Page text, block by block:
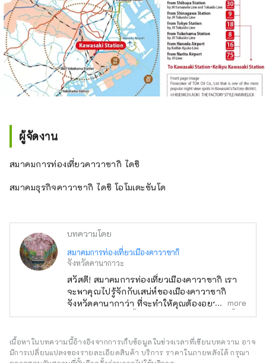
ผู้จัดงาน
สมาคมการท่องเที่ยวคาวาซากิ ไดชิ
สมาคมธุรกิจคาวาซากิ ไดชิ โอโมเตะซันโด
บทความโดย
สมาคมการท่องเที่ยวเมืองคาวาซากิ
จังหวัดคานากาวะ
สวัสดี! สมาคมการท่องเที่ยวเมืองคาวาซากิ เรา
จะพาคุณไปรู้จักกับเสน่ห์ของเมืองคาวาซากิ
จังหวัดคานากาว่า ที่จะทำให้คุณต้องอยากมา
เยือน คาวาซากิซิตี้ คืออะไร? เมืองคาวาซากิตั้ง
ห่างจากสนามบินฮาเนดะเพียง 15 นาที ห่างจาก
สถานีรถไฟหลักของโตเกียวเพียงไม่กี่นาที และอยู่
more
เนื้อหาในบทความนี้อ้างอิงจากการเก็บข้อมูลในช่วงเวลาที่เขียนบทความ อาจ
มีการเปลี่ยนแปลงของรายละเอียดสินค้า บริการ ราคาในภายหลังได้ กรุณา